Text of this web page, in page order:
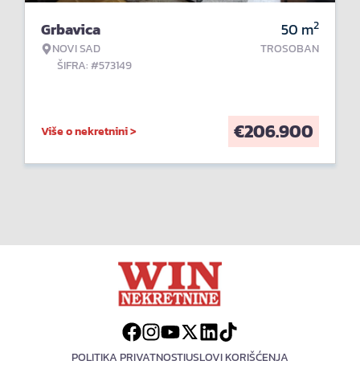
Grbavica
NOVI SAD
ŠIFRA: #573149
50 m2
TROSOBAN
Više o nekretnini > €206.900
POLITIKA PRIVATNOSTIUSLOVI KORIŠĆENJA